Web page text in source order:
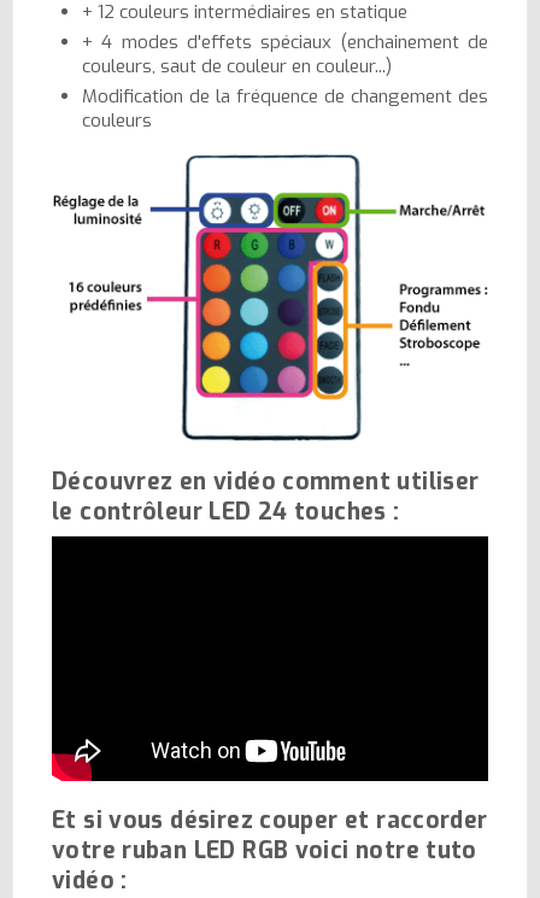
+ 12 couleurs intermédiaires en statique
+ 4 modes d'effets spéciaux (enchainement de
couleurs, saut de couleur en couleur...)
Modification de la fréquence de changement des
couleurs
Découvrez en vidéo comment utiliser
le contrôleur LED 24 touches :
Et si vous désirez couper et raccorder
votre ruban LED RGB voici notre tuto
vidéo :